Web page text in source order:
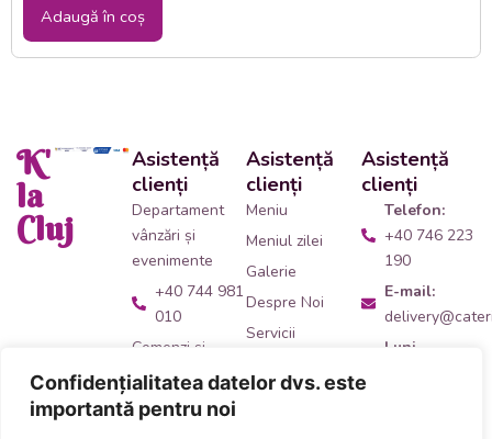
Confidențialitatea datelor dvs. este
importantă pentru noi
Adaugă în coș
K'
la
Cluj
Asistență
clienți
Departament
vânzări și
evenimente
+40 744 981
010
Comenzi și
livrări catering
+40 746 223
Asistență
clienți
Meniu
Meniul zilei
Galerie
Despre Noi
Servicii
Asistență
clienți
Telefon:
+40 746 223
190
E-mail:
Luni -